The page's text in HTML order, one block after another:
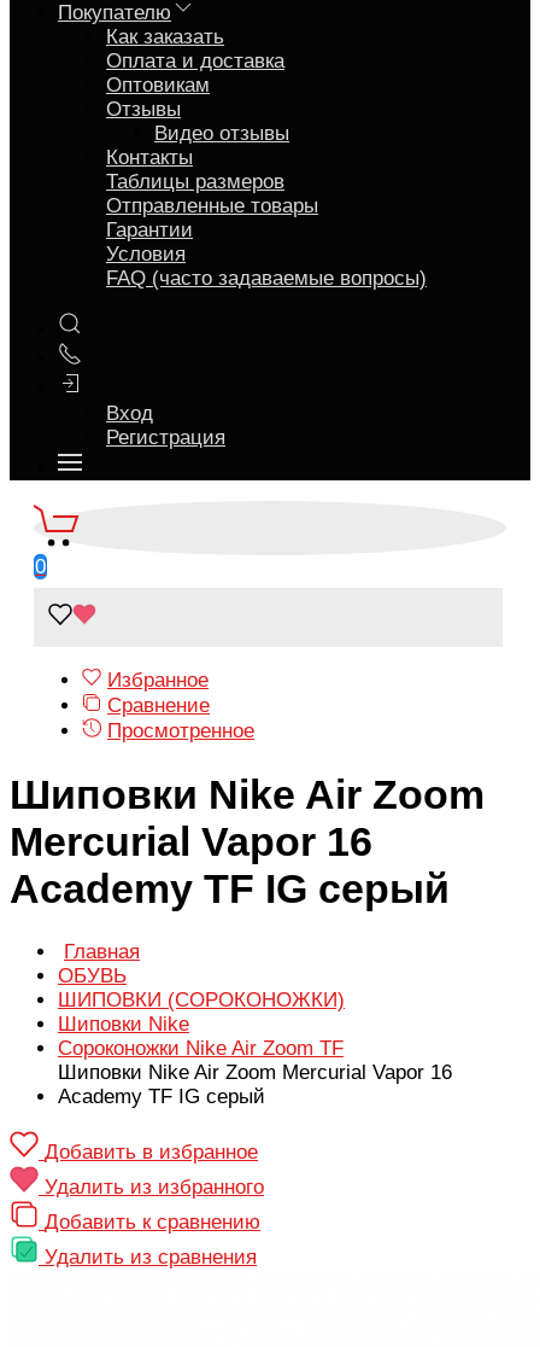
Покупателю
Как заказать
Оплата и доставка
Оптовикам
Отзывы
Видео отзывы
Контакты
Таблицы размеров
Отправленные товары
Гарантии
Условия
FAQ (часто задаваемые вопросы)
Вход
Регистрация
0
Избранное
Сравнение
Просмотренное
Шиповки Nike Air Zoom
Mercurial Vapor 16
Academy TF IG серый
Главная
ОБУВЬ
ШИПОВКИ (СОРОКОНОЖКИ)
Шиповки Nike
Сороконожки Nike Air Zoom TF
Шиповки Nike Air Zoom Mercurial Vapor 16
Academy TF IG серый
Добавить в избранное
Удалить из избранного
Добавить к сравнению
Удалить из сравнения